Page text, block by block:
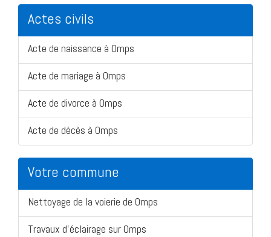
Actes civils
Acte de naissance à Omps
Acte de mariage à Omps
Acte de divorce à Omps
Acte de décès à Omps
Votre commune
Nettoyage de la voierie de Omps
Travaux d'éclairage sur Omps